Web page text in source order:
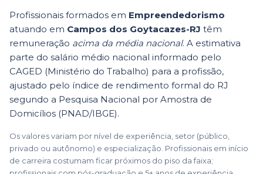
Profissionais formados em Empreendedorismo
atuando em Campos dos Goytacazes-RJ têm
remuneração acima da média nacional. A estimativa
parte do salário médio nacional informado pelo
CAGED (Ministério do Trabalho) para a profissão,
ajustado pelo índice de rendimento formal do RJ
segundo a Pesquisa Nacional por Amostra de
Domicílios (PNAD/IBGE).
Os valores variam por nível de experiência, setor (público,
privado ou autônomo) e especialização. Profissionais em início
de carreira costumam ficar próximos do piso da faixa;